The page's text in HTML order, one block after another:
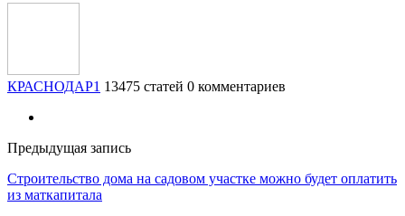
КРАСНОДАР1 13475 статей 0 комментариев
Предыдущая запись
Строительство дома на садовом участке можно будет оплатить
из маткапитала